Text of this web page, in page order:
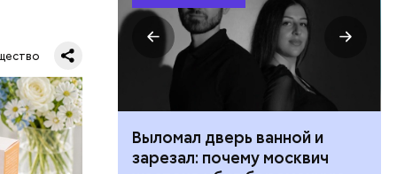
в
Выломал дверь ванной и
зарезал: почему москвич